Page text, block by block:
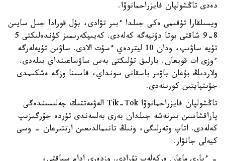
دەدى تاڭشولپان فايزراحمانوۆا.
ويسىلقارا تۇقىمى ەكى جىلدا ءبىر تۋادى، بۇل قورادا جىل سايىن
8-9 شاقتى بوتا دۇنيەگە كەلەدى. كەيىپكەرىمىز كۇندەلىكتى 5
تۇيە ساۋىپ، ودان 10 ليتردەي ءسۇت الادى. ساۋىن تۇيەلەرگە
ءوزى ات قويعان. بارلىق تۇلىكتى بەس ساۋساعىنداي بىلەدى.
ولاردىڭ بۇعان باۋىر باسقانى سونداي، قاسىنا وزگە ەشكىمدى
جۋىتپايتىن كورىنەدى.
تاڭشولپان فايزراحمانوۆا Tik-Tok الەۋمەتتىك جەلىسىندەگى
پاراقشاسىن بىرنەشە جىلدان بەرى بەلسەندى تۇردە جۇرگىزىپ
كەلەدى. اتاپ وتەرلىگى، ونىڭ تانىمالدىعىن ارتتىرعان - وسى
كيەلى جانۋار.